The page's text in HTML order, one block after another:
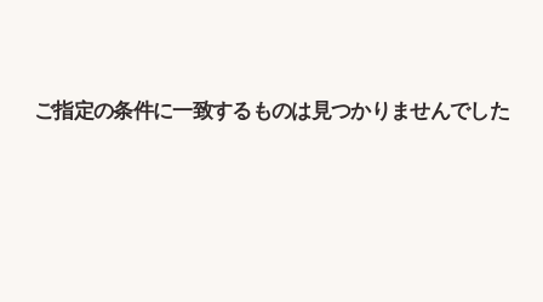
ご指定の条件に一致するものは見つかりませんでした